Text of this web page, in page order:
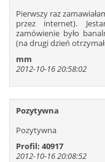
Pierwszy raz
przez internet).
zamówienie było
(na drugi dzień
mm
2012-10-16 20:58:02
Pozytywna
Pozytywna
Profil: 40917
2012-10-16 20:08:52